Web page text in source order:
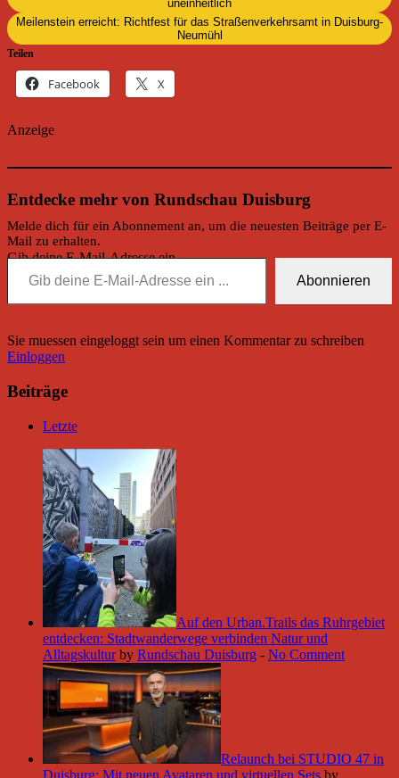
uneinheitlich
Meilenstein erreicht: Richtfest für das Straßenverkehrsamt in Duisburg-
Neumühl
Teilen
Facebook X
Anzeige
Entdecke mehr von Rundschau Duisburg
Melde dich für ein Abonnement an, um die neuesten Beiträge per E-
Mail zu erhalten.
Gib deine E-Mail-Adresse ein ...
Abonnieren
Sie muessen eingeloggt sein um einen Kommentar zu schreiben
Einloggen
Beiträge
Letzte
Auf den Urban.Trails das Ruhrgebiet
entdecken: Stadtwanderwege verbinden Natur und
Alltagskultur by Rundschau Duisburg - No Comment
Relaunch bei STUDIO 47 in
Duisburg: Mit neuen Avataren und virtuellen Sets by